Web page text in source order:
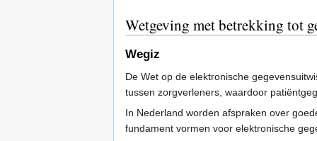
Wetgeving met betrekking tot
Wegiz
De Wet op de elektronische
tussen zorgverleners, waardoor
In Nederland worden afspraken over
fundament vormen voor elektronische